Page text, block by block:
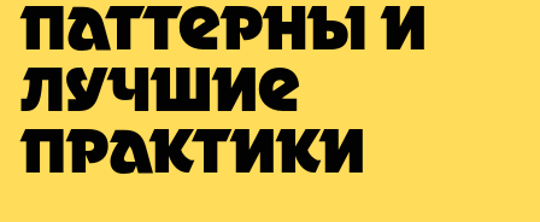
ПАТТЕРНЫ И
ЛУЧШИЕ
ПРАКТИКИ